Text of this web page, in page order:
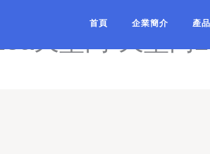
精东影业-天堂
首頁 企業簡介 產